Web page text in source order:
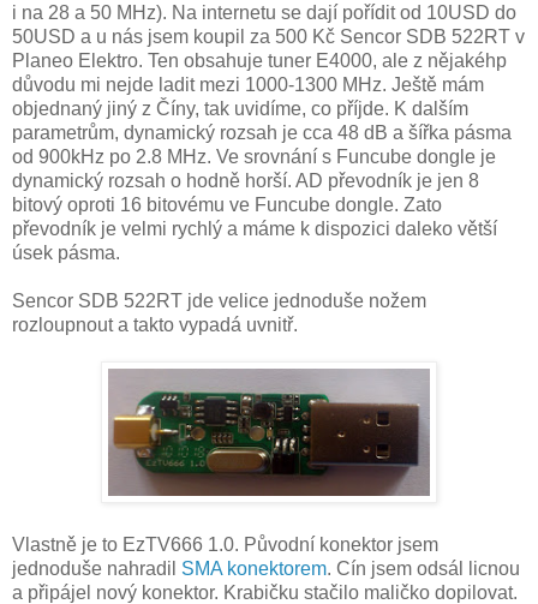
i na 28 a 50 MHz). Na internetu se dají pořídit od 10USD do
50USD a u nás jsem koupil za 500 Kč Sencor SDB 522RT v
Planeo Elektro. Ten obsahuje tuner E4000, ale z nějakéhp
důvodu mi nejde ladit mezi 1000-1300 MHz. Ještě mám
objednaný jiný z Číny, tak uvidíme, co příjde. K dalším
parametrům, dynamický rozsah je cca 48 dB a šířka pásma
od 900kHz po 2.8 MHz. Ve srovnání s Funcube dongle je
dynamický rozsah o hodně horší. AD převodník je jen 8
bitový oproti 16 bitovému ve Funcube dongle. Zato
převodník je velmi rychlý a máme k dispozici daleko větší
úsek pásma.
Sencor SDB 522RT jde velice jednoduše nožem
rozloupnout a takto vypadá uvnitř.
Vlastně je to EzTV666 1.0. Původní konektor jsem
jednoduše nahradil SMA konektorem. Cín jsem odsál licnou
a připájel nový konektor. Krabičku stačilo maličko dopilovat.